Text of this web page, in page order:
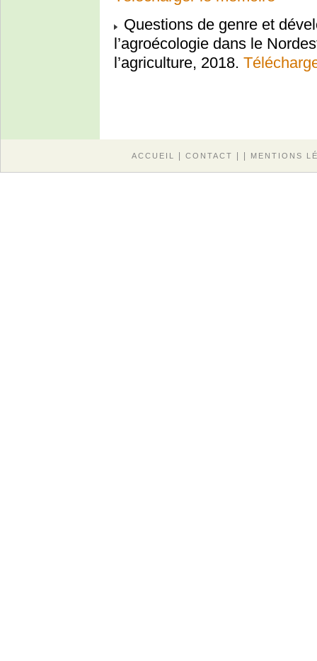
Questions de genre et
l’agroécologie dans le
l’agriculture, 2018.
ACCUEIL CONTACT MENTIONS